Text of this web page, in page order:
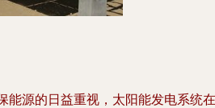
能源的日益重视，太阳能发电系统在